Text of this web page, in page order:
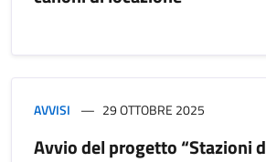
AVVISI 29 OTTOBRE 2025
Avvio del progetto “Stazioni